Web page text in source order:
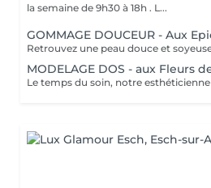
la semaine de 9h30 à 18h . L...
GOMMAGE DOUCEUR - Aux
MODELAGE DOS - aux Fleurs
Le temps du soin, notre